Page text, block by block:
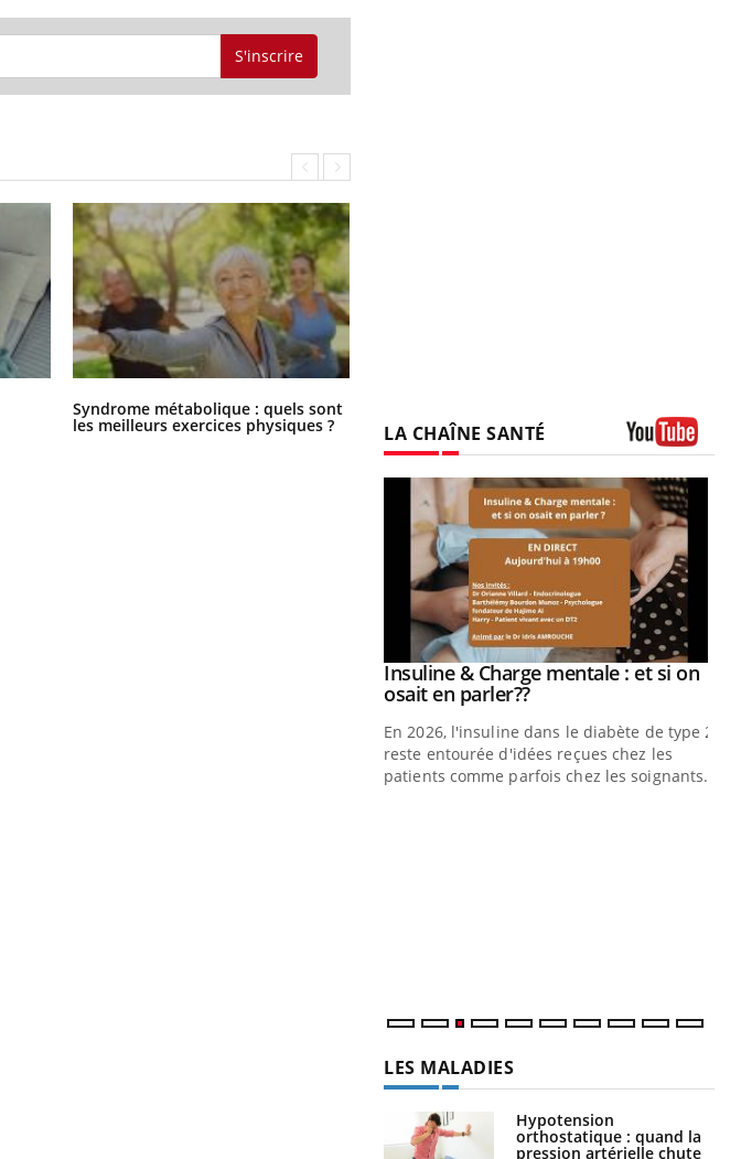
S'inscrire
Syndrome métabolique : quels sont
les meilleurs exercices physiques ? les vacances ?
LA CHAÎNE SANTÉ
Youtube
Insuline & Charge mentale : et si on
osait en parler??Youtube
En 2026, l'insuline dans le diabète de type 2
reste entourée d'idées reçues chez les
patients comme parfois chez les soignants.
LES MALADIES
Hypotension
orthostatique : quand la
pression artérielle chute